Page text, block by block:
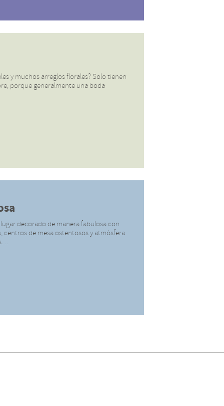
y muchos arreglos florales? Solo tienen
porque generalmente una boda
decorado de manera fabulosa con
centros de mesa ostentosos y atmósfera